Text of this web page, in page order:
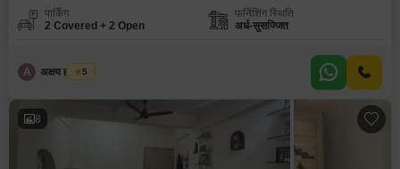
पार्किंग
2 Covered + 2 Open
फर्निशिंग स्थिति
अर्ध-सुसज्जित
A अक्षय ह पाटील
5
8